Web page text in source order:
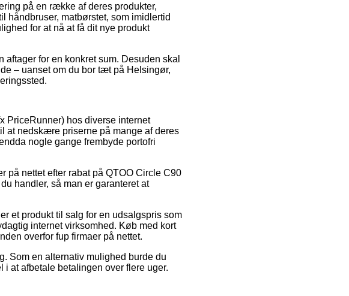
på en række af deres produkter,
håndbruser, matbørstet, som imidlertid
for at nå at få dit nye produkt
for en konkret sum. Desuden skal
– uanset om du bor tæt på Helsingør,
PriceRunner) hos diverse internet
at nedskære priserne på mange af deres
nogle gange frembyde portofri
på nettet efter rabat på QTOO Circle C90
handler, så man er garanteret at
et produkt til salg for en udsalgspris som
internet virksomhed. Køb med kort
overfor fup firmaer på nettet.
Som en alternativ mulighed burde du
at afbetale betalingen over flere uger.